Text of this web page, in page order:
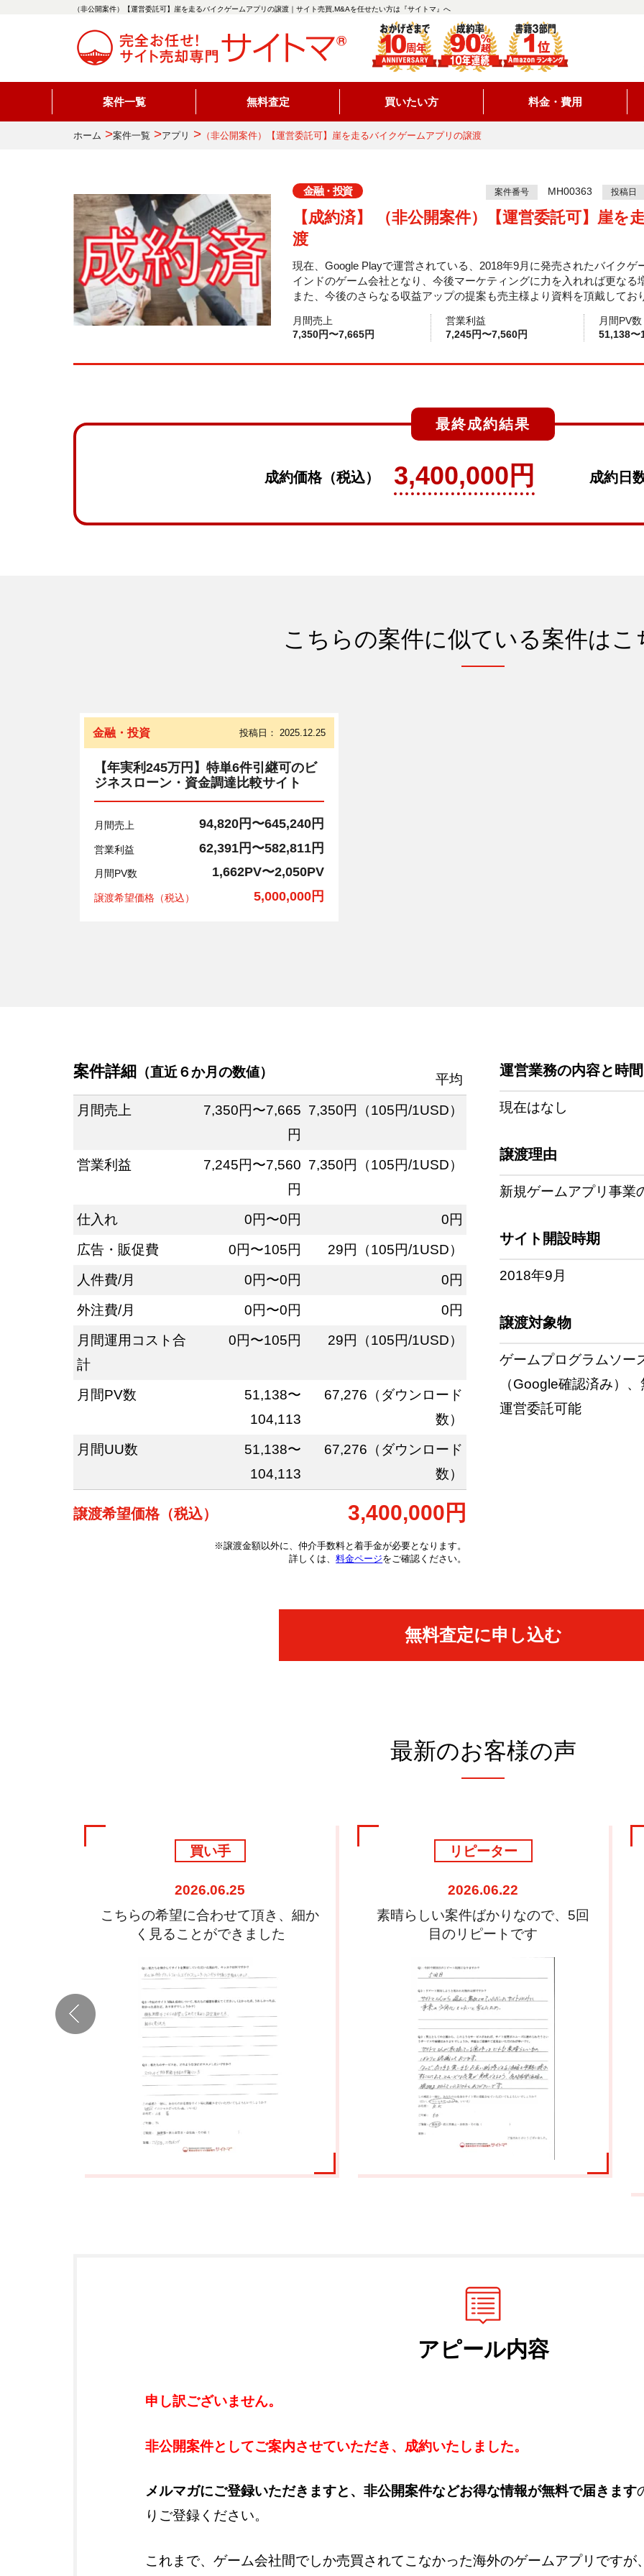
（非公開案件）【運営委託可】崖を走るバイクゲームアプリの譲渡｜サイト売買,M&Aを任せたい方は『サイトマ』へ
案件一覧 無料査定 買いたい方 料金・費用
ホーム >案件一覧 >アプリ > （非公開案件）【運営委託可】崖を走るバイクゲームアプリの譲渡
金融・投資 案件番号 MH00363 投稿日
【成約済】 （非公開案件）【運営委託可】崖
渡
現在、Google Playで運営されている、2018年9月に発売されたバイクゲ
インドのゲーム会社となり、今後マーケティングに力を入れれば更なる
また、今後のさらなる収益アップの提案も売主様より資料を頂戴してお
月間売上
7,350円〜7,665円
営業利益
7,245円〜7,560円
月間PV数
51,138〜
最終成約結果
成約価格（税込） 3,400,000円 成約日
こちらの案件に似ている案件はこ
金融・投資 投稿日： 2025.12.25
【年実利245万円】特単6件引継可のビ
ジネスローン・資金調達比較サイト
月間売上 94,820円〜645,240円
営業利益 62,391円〜582,811円
月間PV数 1,662PV〜2,050PV
譲渡希望価格（税込） 5,000,000円
案件詳細 （直近６か月の数値） 平均
月間売上
7,350円〜7,665
円
7,350円（105円/1USD）
営業利益
7,245円〜7,560
円
7,350円（105円/1USD）
仕入れ 0円〜0円
0円
広告・販促費
0円〜105円
29円（105円/1USD）
人件費/月
0円〜0円
0円
外注費/月
0円〜0円
0円
月間運用コスト合
計
0円〜105円 29円（105円/1USD）
月間PV数
51,138〜
104,113
67,276（ダウンロード
数）
月間UU数
51,138〜
104,113
67,276（ダウンロード
数）
譲渡希望価格（税込） 3,400,000円
※譲渡金額以外に、仲介手数料と着手金が必要となります。
詳しくは、料金ページをご確認ください。
運営業務の内容と時間
現在はなし
譲渡理由
新規ゲームアプリ事業
サイト開設時期
2018年9月
譲渡対象物
ゲームプログラムソー
（Google確認済み）
運営委託可能
無料査定に申し込む
最新のお客様の声
リピーター
2026.06.22
素晴らしい案件ばかりなので、5回
目のリピートです
売り手
2025.11.17
面談もサポートやフォローのおかげ
で、不安に感じることはありません
アピール内容
申し訳ございません。
非公開案件としてご案内させていただき、成約いたしました。
メルマガにご登録いただきますと、非公開案件などお得な情報が無料で届きます
りご登録ください。
これまで、ゲーム会社間でしか売買されてこなかった海外のゲームアプリですが